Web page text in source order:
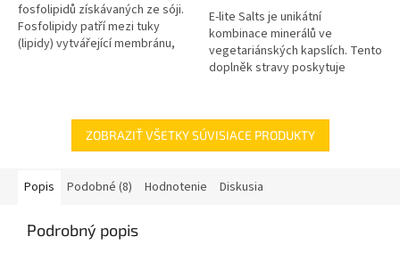
fosfolipidů získávaných ze sóji.
Fosfolipidy patří mezi tuky
(lipidy) vytvářející membránu,
E-lite Salts je unikátní
kombinace minerálů ve
vegetariánských kapslích. Tento
doplněk stravy poskytuje
případě nízké...
ZOBRAZIŤ VŠETKY SÚVISIACE PRODUKTY
Popis Podobné (8) Hodnotenie Diskusia
Podrobný popis